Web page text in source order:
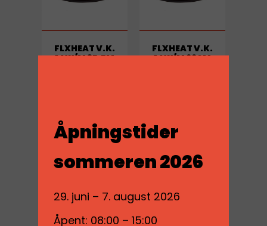
FLXHEAT V.K.
14W/M 35,5M
LES MER
FLXHEAT V.K.
14W/M 220M
LES MER
Åpningstider
sommeren 2026
29. juni – 7. august 2026
Åpent: 08:00 – 15:00